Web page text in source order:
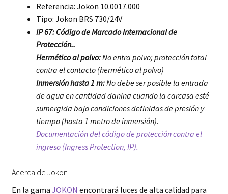
Referencia: Jokon 10.0017.000
Tipo: Jokon BRS 730/24V
IP 67: Código de Marcado Internacional de
Protección..
Hermético al polvo:No entra polvo; protección total
contra el contacto (hermético al polvo)
Inmersión hasta 1 m:No debe ser posible la entrada
de agua en cantidad dañina cuando la carcasa esté
sumergida bajo condiciones definidas de presión y
tiempo (hasta 1 metro de inmersión).
Documentación del código de protección contra el
ingreso (Ingress Protection, IP).
Acerca de Jokon
En la gama JOKON encontrará luces de alta calidad para